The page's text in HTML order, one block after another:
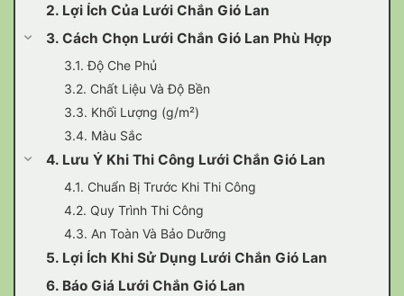
2. Lợi Ích Của Lưới Chắn Gió Lan
3. Cách Chọn Lưới Chắn Gió Lan Phù Hợp
3.1. Độ Che Phủ
3.2. Chất Liệu Và Độ Bền
3.3. Khối Lượng (g/m²)
3.4. Màu Sắc
4. Lưu Ý Khi Thi Công Lưới Chắn Gió Lan
4.1. Chuẩn Bị Trước Khi Thi Công
4.2. Quy Trình Thi Công
4.3. An Toàn Và Bảo Dưỡng
5. Lợi Ích Khi Sử Dụng Lưới Chắn Gió Lan
6. Báo Giá Lưới Chắn Gió Lan